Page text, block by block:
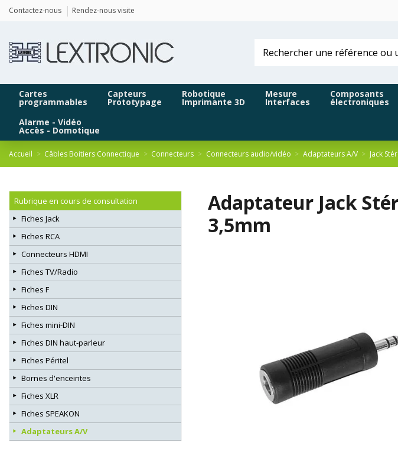
Contactez-nous Rendez-nous visite
Cartes
programmables
Capteurs
Prototypage
Robotique
Imprimante 3D
Mesure
Interfaces
Composants
électroniques
Alarme - Vidéo
Accès - Domotique
Accueil Câbles Boitiers Connectique Connecteurs Connecteurs audio/vidéo Adaptateurs A/V Jack
Adaptateur Jack
3,5mm
Rubrique en cours de consultation
Fiches Jack
Fiches RCA
Connecteurs HDMI
Fiches TV/Radio
Fiches F
Fiches DIN
Fiches mini-DIN
Fiches DIN haut-parleur
Fiches Péritel
Bornes d'enceintes
Fiches XLR
Fiches SPEAKON
Adaptateurs A/V
Panneau de gestion des cookies